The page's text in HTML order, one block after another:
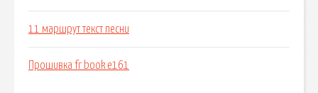
11 маршрут текст песни
Прошивка fr book e161